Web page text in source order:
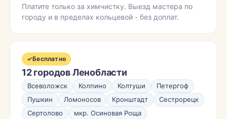
Платите только за химчистку. Выезд мастера по
городу и в пределах кольцевой - без доплат.
✓Бесплатно
12 городов Ленобласти
Всеволожск Колпино Колтуши
Петергоф
Пушкин
Ломоносов Кронштадт
Сестрорецк
Сертолово
мкр. Осиновая Роща